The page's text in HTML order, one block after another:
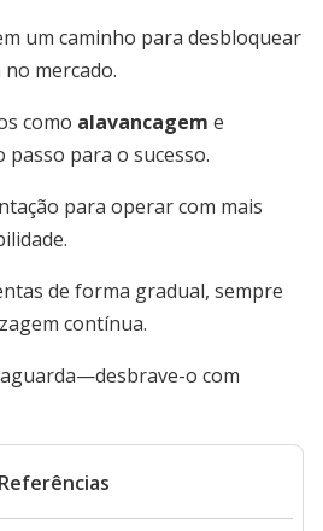
um caminho para desbloquear
mercado.
como alavancagem e
passo para o sucesso.
para operar com mais
de forma gradual, sempre
contínua.
o com
Referências